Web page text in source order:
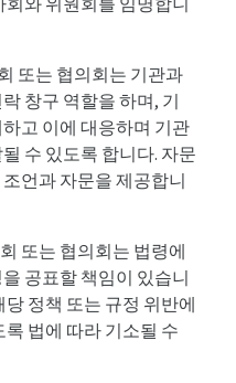
또는 협의회는 기관과
창구 역할을 하며, 기
고 이에 대응하며 기관
수 있도록 합니다. 자문
언과 자문을 제공합니
또는 협의회는 법령에
공표할 책임이 있습니
정책 또는 규정 위반에
법에 따라 기소될 수